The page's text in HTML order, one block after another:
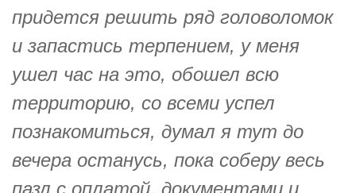
придется решить ряд головоломок
и запастись терпением, у меня
ушел час на это, обошел всю
территорию, со всеми успел
познакомиться, думал я тут до
вечера останусь, пока соберу весь
пазл с оплатой, документами и